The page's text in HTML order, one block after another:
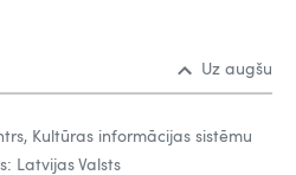
Uz augšu
Kultūras informācijas sistēmu
Latvijas Valsts